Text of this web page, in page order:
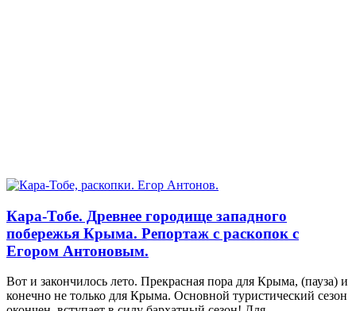
Кара-Тобе. Древнее городище западного
побережья Крыма. Репортаж с раскопок с
Егором Антоновым.
Вот и закончилось лето. Прекрасная пора для Крыма, (пауза) и
конечно не только для Крыма. Основной туристический сезон